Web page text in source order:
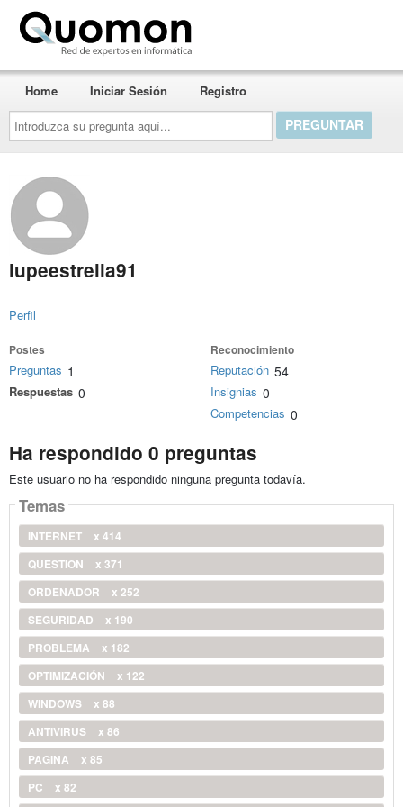
Introduzca
su
pregunta
aquí...
Home Iniciar Sesión Registro
lupeestrella91
Perfil
Postes
Preguntas 1
Respuestas 0
Reconocimiento
Reputación 54
Insignias 0
Competencias 0
Ha respondido 0 preguntas
Este usuario no ha respondido ninguna pregunta todavía.
Temas
INTERNET
x 414
QUESTION
x 371
ORDENADOR
x 252
SEGURIDAD
x 190
PROBLEMA
x 182
OPTIMIZACIÓN
x 122
WINDOWS
x 88
ANTIVIRUS
x 86
PAGINA
x 85
PC
x 82